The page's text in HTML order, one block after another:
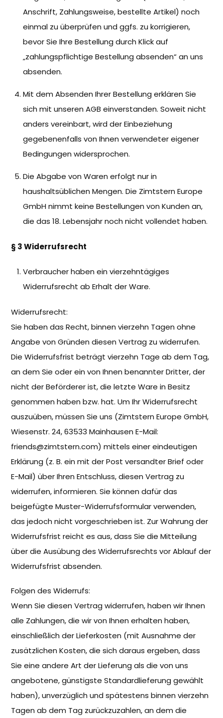
Anschrift, Zahlungsweise, bestellte Artikel) noch
einmal zu überprüfen und ggfs. zu korrigieren,
bevor Sie Ihre Bestellung durch Klick auf
„zahlungspflichtige Bestellung absenden“ an uns
absenden.
Mit dem Absenden Ihrer Bestellung erklären Sie
sich mit unseren AGB einverstanden. Soweit nicht
anders vereinbart, wird der Einbeziehung
gegebenenfalls von Ihnen verwendeter eigener
Bedingungen widersprochen.
Die Abgabe von Waren erfolgt nur in
haushaltsüblichen Mengen. Die Zimtstern Europe
GmbH nimmt keine Bestellungen von Kunden an,
die das 18. Lebensjahr noch nicht vollendet haben.
§ 3 Widerrufsrecht
Verbraucher haben ein vierzehntägiges
Widerrufsrecht ab Erhalt der Ware.
Widerrufsrecht:
Sie haben das Recht, binnen vierzehn Tagen ohne
Angabe von Gründen diesen Vertrag zu widerrufen.
Die Widerrufsfrist beträgt vierzehn Tage ab dem Tag,
an dem Sie oder ein von Ihnen benannter Dritter, der
nicht der Beförderer ist, die letzte Ware in Besitz
genommen haben bzw. hat. Um Ihr Widerrufsrecht
auszuüben, müssen Sie uns (Zimtstern Europe GmbH,
Wiesenstr. 24, 63533 Mainhausen E-Mail:
friends@zimtstern.com) mittels einer eindeutigen
Erklärung (z. B. ein mit der Post versandter Brief oder
E-Mail) über Ihren Entschluss, diesen Vertrag zu
widerrufen, informieren. Sie können dafür das
beigefügte Muster-Widerrufsformular verwenden,
das jedoch nicht vorgeschrieben ist. Zur Wahrung der
Widerrufsfrist reicht es aus, dass Sie die Mitteilung
über die Ausübung des Widerrufsrechts vor Ablauf der
Widerrufsfrist absenden.
Folgen des Widerrufs:
Wenn Sie diesen Vertrag widerrufen, haben wir Ihnen
alle Zahlungen, die wir von Ihnen erhalten haben,
einschließlich der Lieferkosten (mit Ausnahme der
zusätzlichen Kosten, die sich daraus ergeben, dass
Sie eine andere Art der Lieferung als die von uns
angebotene, günstigste Standardlieferung gewählt
haben), unverzüglich und spätestens binnen vierzehn
Tagen ab dem Tag zurückzuzahlen, an dem die